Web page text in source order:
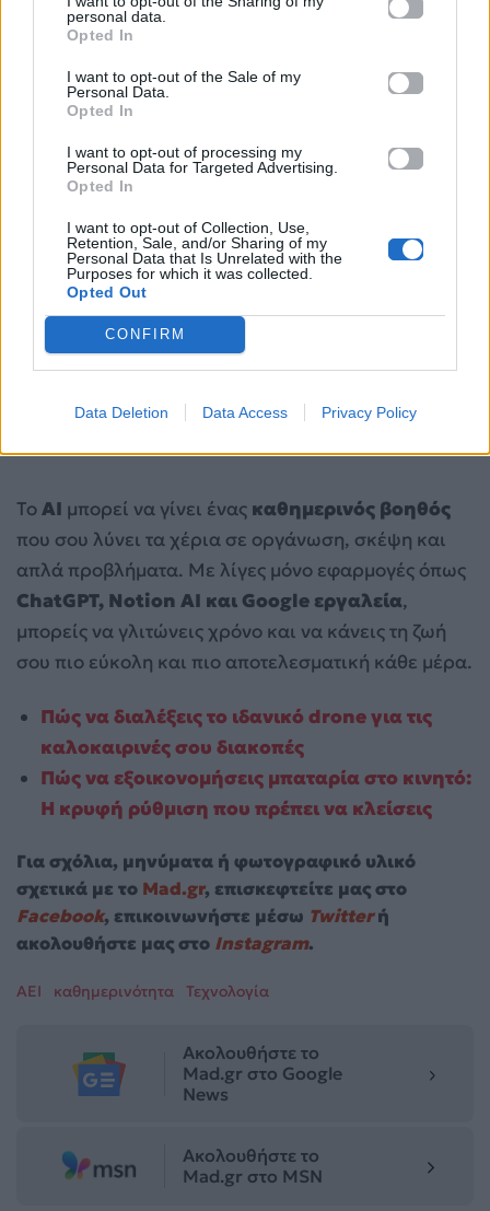
personal data.
Opted In
I want to opt-out of the Sale of my
Personal Data.
Opted In
I want to opt-out of processing my
Personal Data for Targeted Advertising.
Opted In
I want to opt-out of Collection, Use,
Retention, Sale, and/or Sharing of my
Personal Data that Is Unrelated with the
Purposes for which it was collected.
Opted Out
CONFIRM
Data Deletion Data Access Privacy Policy
Βελτιώνεις φωτογραφίες ή κείμενα εύκολα
Εφαρμογές όπως Google Lens, Google Translate και
ChatGPT λειτουργούν σαν
ΤοAI μπορεί να γίνει ένας καθημερινός βοηθός
που σου λύνει τα χέρια σε οργάνωση, σκέψη και
απλά προβλήματα. Με λίγες μόνο εφαρμογές όπως
ChatGPT, Notion AI και Google εργαλεία,
μπορείς να γλιτώνεις χρόνο και να κάνεις τη ζωή
σου πιο εύκολη και πιο αποτελεσματική κάθε μέρα.
Πώς να διαλέξεις το ιδανικό drone για τις
καλοκαιρινές σου διακοπές
Πώς να εξοικονομήσεις μπαταρία στο κινητό:
Η κρυφή ρύθμιση που πρέπει να κλείσεις
Για σχόλια, μηνύματα ή φωτογραφικό υλικό
σχετικά με το Mad.gr, επισκεφτείτε μας στο
Facebook, επικοινωνήστε μέσω Twitterή
ακολουθήστε μας στο Instagram.
ΑΕΙ καθημερινότητα Τεχνολογία
Ακολουθήστε το
Mad.gr στο Google
News
Ακολουθήστε το
Mad.gr στο MSN